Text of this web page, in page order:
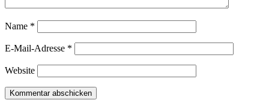
Name *
E-Mail-Adresse *
Website